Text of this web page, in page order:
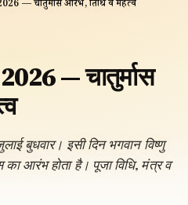
— चातुर्मास आरंभ, तिथि व महत्व
— चातुर्मास
बुधवार। इसी दिन भगवान विष्णु
का आरंभ होता है। पूजा विधि, मंत्र व